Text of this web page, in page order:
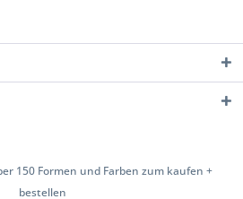
150 Formen und Farben zum kaufen +
bestellen